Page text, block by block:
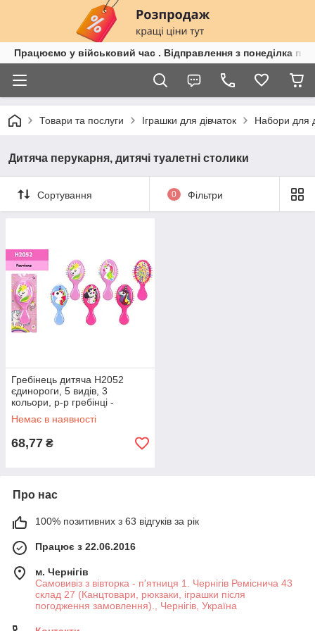
Працюємо у військовий час . Відправлення з понеділка по
Товари та послуги Іграшки для дівчаток Набори для
Дитяча перукарня, дитячі туалетні столики
Сортування 0 Фільтри
Гребінець дитяча H2052
єдинороги, 5 видів, 3
кольори, р-р гребінці -
5,5*3,5*14 см, на планшетці
8*19
Немає в наявності
68,77 ₴
Про нас
100% позитивних з 63 відгуків за рік
Працює з 22.06.2016
м. Чернігів
Самовивіз з вівторка - п'ятниця 1. Чернігів Реміснича 43
склад 27 (Канцтовари, рюкзаки, іграшки після
погодження замовлення)., Чернігів, Україна